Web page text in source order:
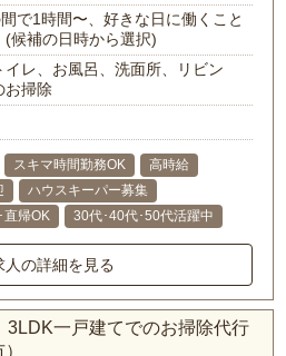
で1時間〜、好きな日に働くこと
(候補の日時から選択)
イレ、お風呂、洗面所、リビン
お掃除
スキマ時間勤務OK
高時給
ハウスキーパー募集
直帰OK 30代･40代･50代活躍中
人の詳細を見る
3LDK一戸建てでのお掃除代行